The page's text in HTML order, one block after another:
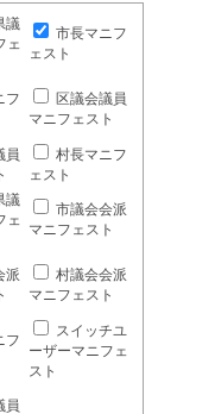
議
ェ
市長マニフ
ェスト
フ
区議会議員
マニフェスト
員
村長マニフ
ェスト
議
ェ
市議会会派
マニフェスト
派
村議会会派
マニフェスト
フ
スイッチユ
ーザーマニフェ
スト
員